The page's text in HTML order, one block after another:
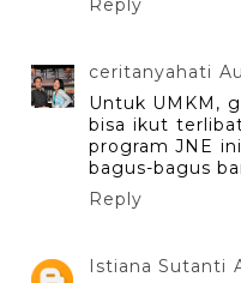
Reply
ceritanyahati
Untuk UMKM,
bisa ikut
program JNE
bagus-bagus
Reply
Istiana Sutanti